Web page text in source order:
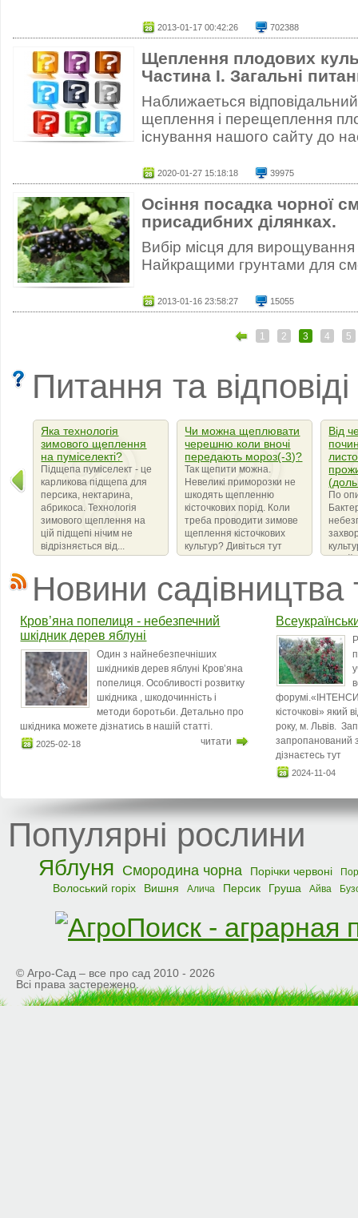
2013-01-17 00:42:26 702388
Щеплення плодових
Частина І. Загальні
Наближаеться
щеплення і перещеплення
існування нашого сайту до
2020-01-27 15:18:18 39975
Осіння посадка чорної
присадибних ділянках.
Вибір місця для вирощування
Найкращими грунтами для
2013-01-16 23:58:27 15055
1 2 3 4 5
Питання та
Яка технологія
зимового щеплення
на пуміселекті?
Підщепа пуміселект - це
карликова підщепа для
персика, нектарина,
абрикоса. Технологія
зимового щеплення на
цій підщепі нічим не
відрізняється від...
Чи можна щеплювати
черешню коли вночі
передають мороз(-3)?
Так щепити можна.
Невеликі приморозки не
шкодять щепленню
кісточкових порід. Коли
треба проводити зимове
щеплення кісточкових
культур? Дивіться тут
Від
По
Новини садівництва
Кров’яна попелиця - небезпечний
шкідник дерев яблуні
Один з найнебезпечніших
шкідників дерев яблуні Кров’яна
попелиця. Особливості розвитку
шкідника , шкодочинність і
методи боротьби. Детально про
шкідника можете дізнатись в нашій статті.
2025-02-18 читати
кісточкові» який
року, м. Львів.
запропанований
дізнаєтесь тут
2024-11-04
Популярні рослини
Яблуня Смородина чорна Порічки червоні
Волоський горіх Вишня Алича Персик Груша Айва
© Агро-Сад – все про сад 2010 - 2026
Всі права застережено.